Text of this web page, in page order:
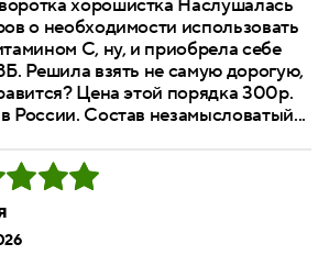
хорошистка Наслушалась
о необходимости использовать
С, ну, и приобрела себе
Решила взять не самую дорогую,
Цена этой порядка 300р.
России. Состав незамысловатый...